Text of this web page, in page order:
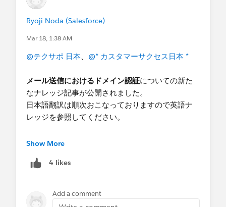
システムメール (From:
noreply@salesforce.com
Inbox
Gmail または Office 365 を経由してのメール
（ただし、「Einstein 活動キャプチャ」、「外部サ
ービス（Gmail / Office 365）を経由した送信」、
「Inbox」を使用する場合でも、リード、取引先責
任者、商談、取引先、ケース (Einstein 活動キャプ
せん) 以外の Salesforce から送信されるメールは、
ドメインの検証を行う必要があります。）
使用している全てのドメインについて検証が必
(2026/3/11 更新)
【メールドメインの所有権の確認
「対応期限」を更新しました。
本件が適用されるパッチが、Spring ‘26 Patch 10
から Patch 11 に変更になり、適用日が 2026年3
月23日順次適用に延期されました。
Salesforce Platform（Sales Cloud / Service Cloud
高めるため、送信元ドメインの所有権確認を必須
■ 対象製品
Ryoji Noda (Salesforce)
Mar 18, 1:38 AM
@テクサポ 日本、 @* カスタマーサクセス日本 *
メール送信におけるドメイン認証についての新た
なナレッジ記事が公開されました。
日本語翻訳は順次おこなっておりますので英語ナ
レッジを参照してください。
一時的な許可リストに登録されたメール送信ド
メール送信ドメイン検証の必須化タイムライン
※ 通常は新たなナレッジ記事の公開に伴いお知ら
Show More
4 likes
Add a comment